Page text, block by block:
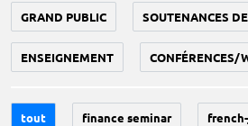
GRAND PUBLIC SOUTENANCES
ENSEIGNEMENT CONFÉRENCES/
tout finance seminar